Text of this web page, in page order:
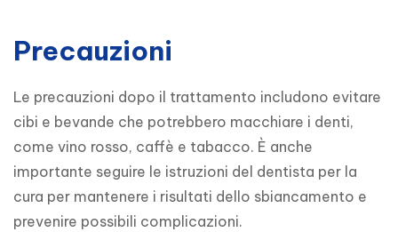
Precauzioni
Le precauzioni dopo il trattamento includono evitare
cibi e bevande che potrebbero macchiare i denti,
come vino rosso, caffè e tabacco. È anche
importante seguire le istruzioni del dentista per la
cura per mantenere i risultati dello sbiancamento e
prevenire possibili complicazioni.